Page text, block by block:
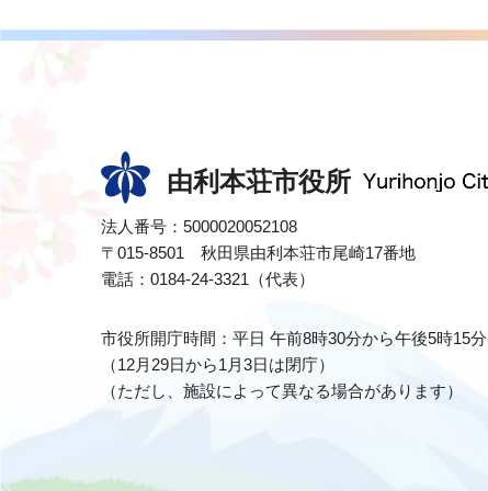
由利本荘市役所
法人番号：5000020052108
〒015-8501 秋田県由利本荘市尾崎17番地
電話：0184-24-3321（代表）
市役所開庁時間：平日 午前8時30分から午後5時15分
（12月29日から1月3日は閉庁）
（ただし、施設によって異なる場合があります）